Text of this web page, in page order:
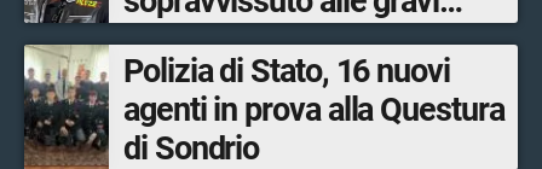
ustioni
Polizia di Stato, 16 nuovi
agenti in prova alla Questura
di Sondrio